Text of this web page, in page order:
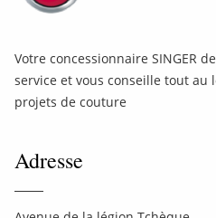
Votre concessionnaire SINGER
service et vous conseille tout au
projets de couture
Adresse